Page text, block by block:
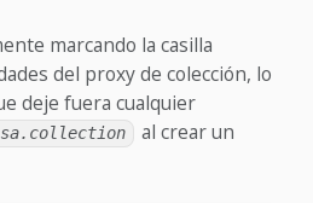
marcando la casilla
del proxy de colección, lo
deje fuera cualquier
al crear un